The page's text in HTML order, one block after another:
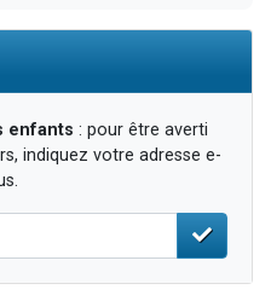
enfants : pour être averti
indiquez votre adresse e-